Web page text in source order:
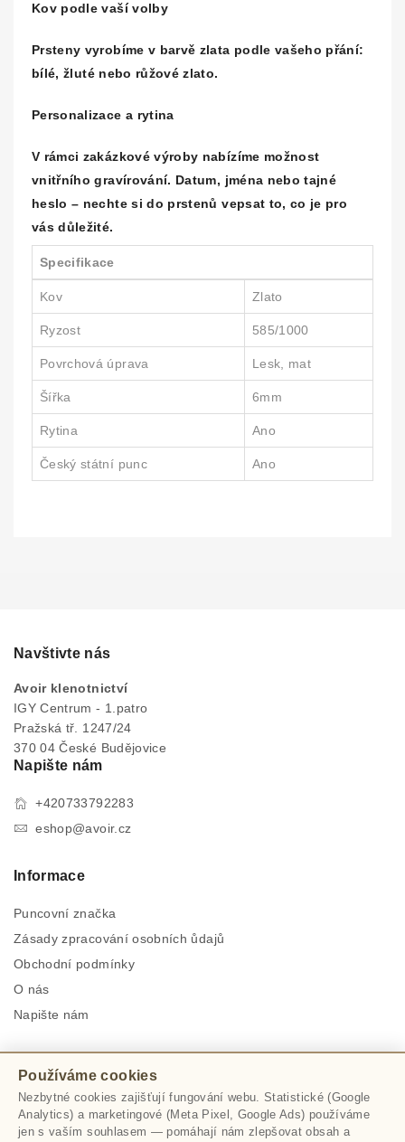
Kov podle vaší volby
Prsteny vyrobíme v barvě zlata podle vašeho přání:
bílé, žluté nebo růžové zlato.
Personalizace a rytina
V rámci zakázkové výroby nabízíme možnost
vnitřního gravírování. Datum, jména nebo tajné
heslo – nechte si do prstenů vepsat to, co je pro
vás důležité.
Specifikace
Kov Zlato
Ryzost 585/1000
Povrchová úprava Lesk, mat
Šířka 6mm
Rytina Ano
Český státní punc Ano
Navštivte nás
Avoir klenotnictví
IGY Centrum - 1.patro
Pražská tř. 1247/24
370 04 České Budějovice
Napište nám
+420733792283
eshop@avoir.cz
Informace
Puncovní značka
Zásady zpracování osobních ůdajů
Obchodní podmínky
O nás
Napište nám
PŘIHLÁSIT
Používáním těchto webových stránek souhlasíte s
Používáme cookies
Nezbytné cookies zajišťují fungování webu. Statistické (Google
Analytics) a marketingové (Meta Pixel, Google Ads) používáme
jen s vaším souhlasem — pomáhají nám zlepšovat obsah a